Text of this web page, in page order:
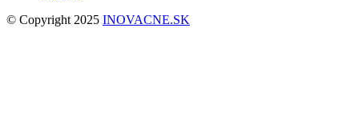
© Copyright 2025 INOVACNE.SK